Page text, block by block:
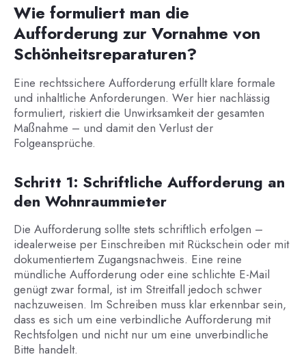
Wie formuliert man die
Aufforderung zur Vornahme von
Schönheitsreparaturen?
Eine rechtssichere Aufforderung erfüllt klare formale
und inhaltliche Anforderungen. Wer hier nachlässig
formuliert, riskiert die Unwirksamkeit der gesamten
Maßnahme – und damit den Verlust der
Folgeansprüche.
Schritt 1: Schriftliche Aufforderung an
den Wohnraummieter
Die Aufforderung sollte stets schriftlich erfolgen –
idealerweise per Einschreiben mit Rückschein oder mit
dokumentiertem Zugangsnachweis. Eine reine
mündliche Aufforderung oder eine schlichte E-Mail
genügt zwar formal, ist im Streitfall jedoch schwer
nachzuweisen. Im Schreiben muss klar erkennbar sein,
dass es sich um eine verbindliche Aufforderung mit
Rechtsfolgen und nicht nur um eine unverbindliche
Bitte handelt.